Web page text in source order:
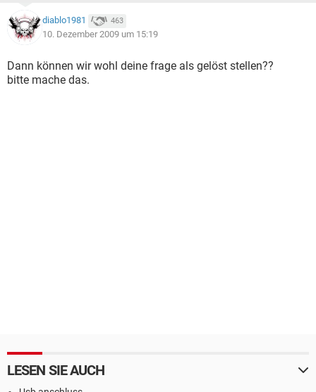
diablo1981 463
10. Dezember 2009 um 15:19
Dann können wir wohl deine frage als gelöst stellen??
bitte mache das.
LESEN SIE AUCH